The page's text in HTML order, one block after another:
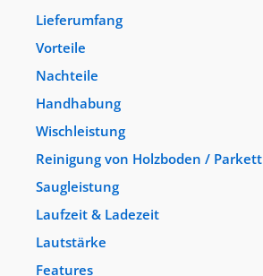
Lieferumfang
Vorteile
Nachteile
Handhabung
Wischleistung
Reinigung von Holzboden / Parkett
Saugleistung
Laufzeit & Ladezeit
Lautstärke
Features